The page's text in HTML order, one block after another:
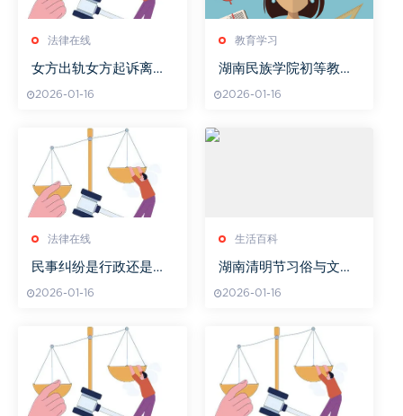
法律在线
女方出轨女方起诉离婚
2026-01-16
教育学习
湖南民族学院初等教育
2026-01-16
法律在线
民事纠纷是行政还是刑
2026-01-16
生活百科
湖南清明节习俗与文化
2026-01-16